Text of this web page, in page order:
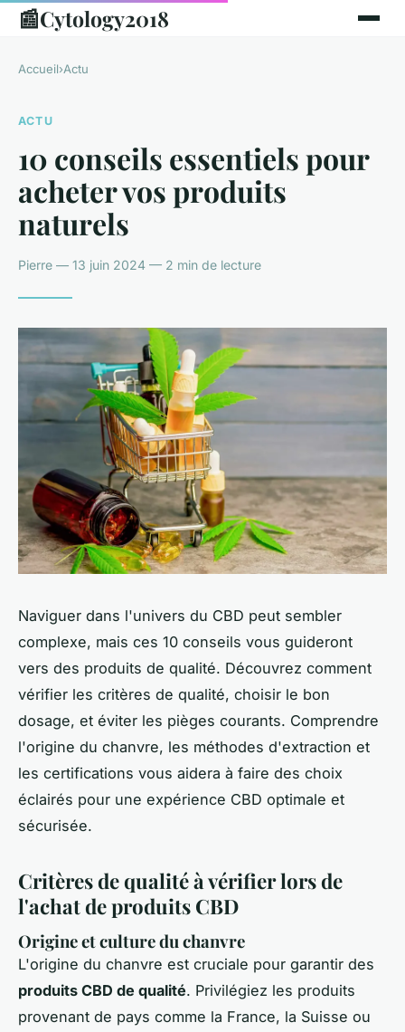
📰Cytology2018
Accueil›Actu
ACTU
10 conseils essentiels pour
acheter vos produits
naturels
Pierre — 13 juin 2024 — 2 min de lecture
Naviguer dans l'univers du CBD peut sembler
complexe, mais ces 10 conseils vous guideront
vers des produits de qualité. Découvrez comment
vérifier les critères de qualité, choisir le bon
dosage, et éviter les pièges courants. Comprendre
l'origine du chanvre, les méthodes d'extraction et
les certifications vous aidera à faire des choix
éclairés pour une expérience CBD optimale et
sécurisée.
Critères de qualité à vérifier lors de
l'achat de produits CBD
Origine et culture du chanvre
L'origine du chanvre est cruciale pour garantir des
produits CBD de qualité. Privilégiez les produits
provenant de pays comme la France, la Suisse ou